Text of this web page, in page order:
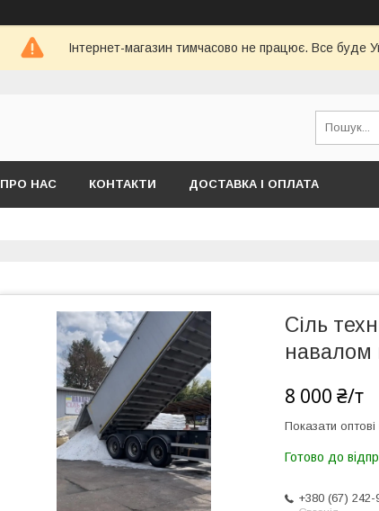
Інтернет-магазин тимчасово не працює. Все буде
ПРО НАС КОНТАКТИ ДОСТАВКА І ОПЛАТА
Сіль
навалом
8 000 ₴/т
Показати оптові
Готово до
+380 (67) 242-